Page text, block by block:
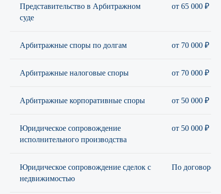
Представительство в Арбитражном
суде
от 65 000 ₽
Арбитражные споры по долгам от 70 000 ₽
Арбитражные налоговые споры от 70 000 ₽
Арбитражные корпоративные споры от 50 000 ₽
Юридическое сопровождение
исполнительного производства
от 50 000 ₽
Юридическое сопровождение сделок с
недвижимостью
По